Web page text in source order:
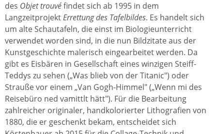
des Objet trouvéfindet sich ab 1995 in dem
LangzeitprojektErrettung des Tafelbildes. Es handelt sich
um alte Schautafeln, die einst im Biologieunterricht
verwendet worden sind, in die nun Bildzitate aus der
Kunstgeschichte malerisch eingearbeitet werden. Da
gibt es Eisbären in Gesellschaft eines winzigen Steiff-
Teddys zu sehen („Was blieb von der Titanic") oder
Strauße vor einem „Van Gogh-Himmel" („Wenn mi des
Reisebüro ned vamittlt hätt"). Für die Bearbeitung
zahlreicher originaler, handkolorierter Lithografien von
1880, die er geschenkt bekam, entscheidet sich